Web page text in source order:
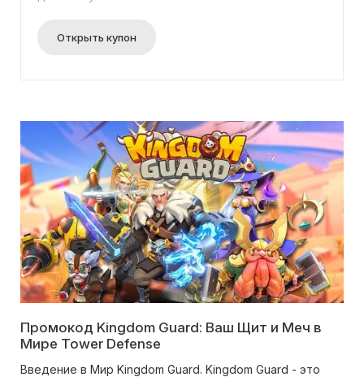
Открыть купон
Промокод Kingdom Guard: Ваш Щит и Меч в
Мире Tower Defense
Введение в Мир Kingdom Guard. Kingdom Guard - это